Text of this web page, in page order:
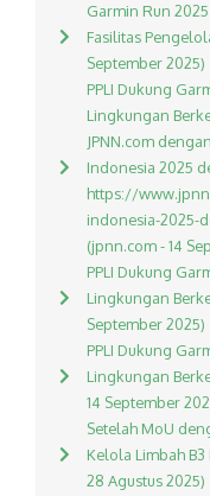
Garmin Run
Fasilitas
September 2025)
PPLI Dukung
Lingkungan
JPNN.com
Indonesia 2025
https://
indonesia-2025-
(jpnn.com - 14
PPLI Dukung
Lingkungan
September 2025)
PPLI Dukung
Lingkungan
14 September
Setelah MoU
Kelola Limbah
28 Agustus 2025)